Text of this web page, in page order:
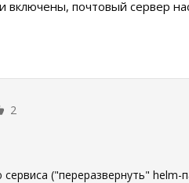
почтовый сервер
2
("переразвернуть" helm-